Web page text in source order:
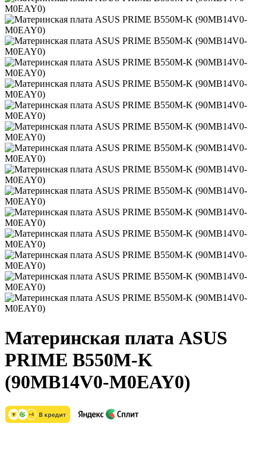
Материнская плата ASUS
PRIME B550M-K
(90MB14V0-M0EAY0)